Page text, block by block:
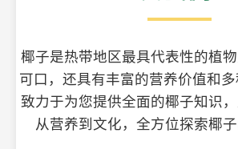
椰子是热带地区最具代表性的植
可口，还具有丰富的营养价值和
致力于为您提供全面的椰子知识，
从营养到文化，全方位探索椰子